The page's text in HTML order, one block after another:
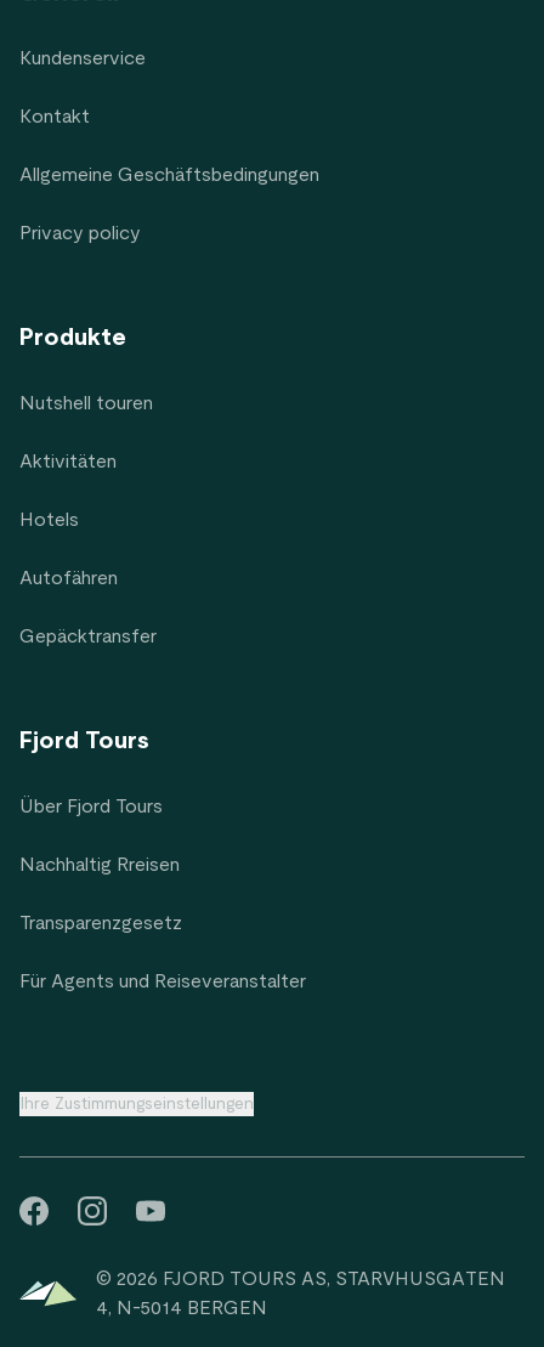
Kundenservice
Kontakt
Allgemeine Geschäftsbedingungen
Privacy policy
Produkte
Nutshell touren
Aktivitäten
Hotels
Autofähren
Gepäcktransfer
Fjord Tours
Über Fjord Tours
Nachhaltig Rreisen
Transparenzgesetz
Für Agents und Reiseveranstalter
Ihre Zustimmungseinstellungen
© 2026 FJORD TOURS AS, STARVHUSGATEN
4, N-5014 BERGEN